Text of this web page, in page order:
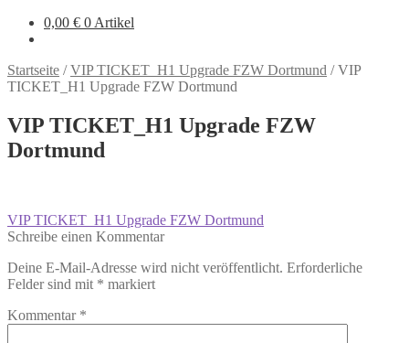
0,00 € 0 Artikel
Startseite /VIP TICKET_H1 Upgrade FZW Dortmund /VIP
TICKET_H1 Upgrade FZW Dortmund
VIP TICKET_H1 Upgrade FZW
Dortmund
Beitragsnavigation
Vorheriger
Beitrag:
VIP TICKET_H1 Upgrade FZW Dortmund
Schreibe einen Kommentar
Deine E-Mail-Adresse wird nicht veröffentlicht. Erforderliche
Felder sind mit * markiert
Kommentar *